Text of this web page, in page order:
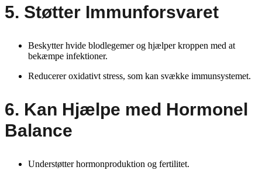
5. Støtter Immunforsvaret
Beskytter hvide blodlegemer og hjælper kroppen med at
bekæmpe infektioner.
Reducerer oxidativt stress, som kan svække immunsystemet.
6. Kan Hjælpe med Hormonel
Balance
Understøtter hormonproduktion og fertilitet.